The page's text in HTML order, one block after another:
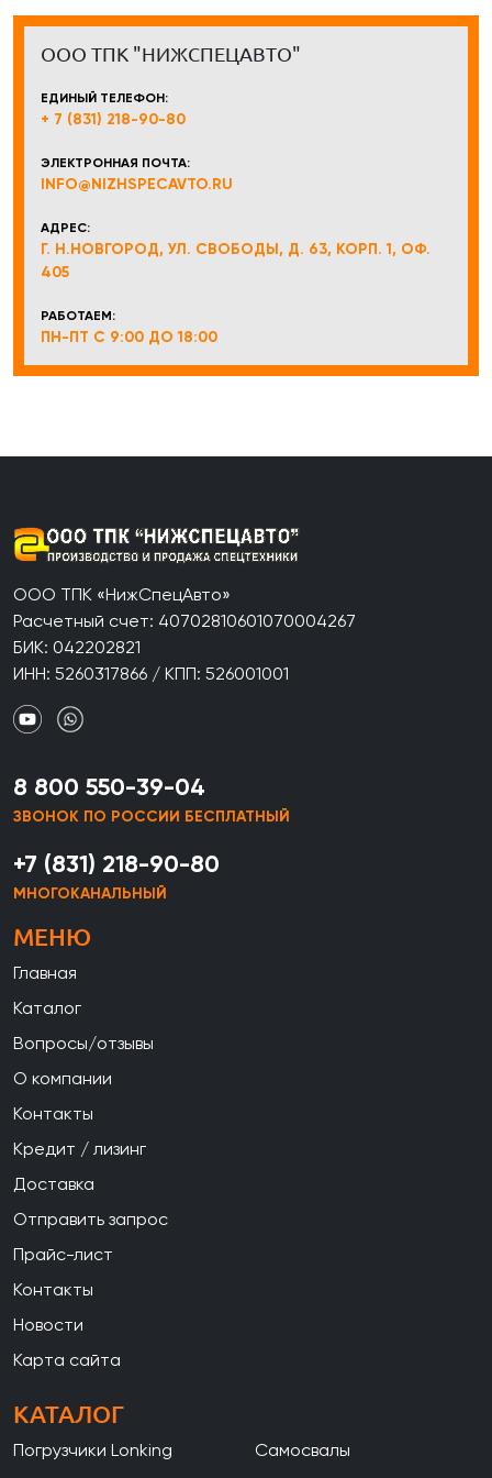
ООО ТПК "НИЖСПЕЦАВТО"
ЕДИНЫЙ ТЕЛЕФОН:
+ 7 (831) 218-90-80
ЭЛЕКТРОННАЯ ПОЧТА:
INFO@NIZHSPECAVTO.RU
АДРЕС:
Г. Н.НОВГОРОД, УЛ. СВОБОДЫ, Д. 63, КОРП. 1, ОФ.
405
РАБОТАЕМ:
ПН-ПТ С 9:00 ДО 18:00
ООО ТПК «НижСпецАвто»
Расчетный счет: 40702810601070004267
БИК: 042202821
ИНН: 5260317866 / КПП: 526001001
8 800 550-39-04
ЗВОНОК ПО РОССИИ БЕСПЛАТНЫЙ
+7 (831) 218-90-80
МНОГОКАНАЛЬНЫЙ
МЕНЮ
Главная
Каталог
Вопросы/отзывы
О компании
Контакты
Кредит / лизинг
Доставка
Отправить запрос
Прайс-лист
Контакты
Новости
Карта сайта
КАТАЛОГ
Погрузчики Lonking
Самосвалы